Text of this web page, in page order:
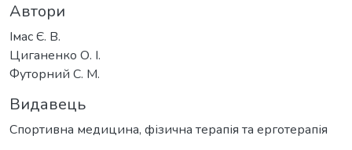
Автори
Імас Є. В.
Циганенко О. І.
Футорний С. М.
Видавець
Спортивна медицина, фізична терапія та ерготерапія